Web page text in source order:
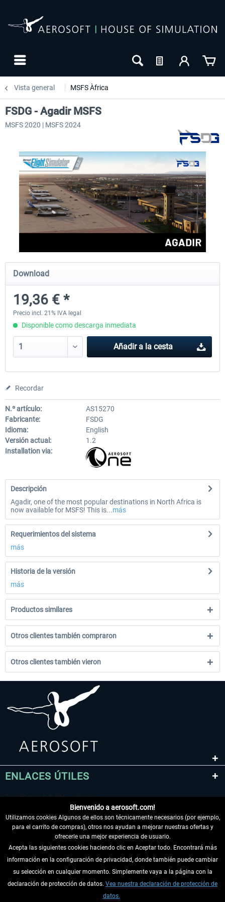
Vista general MSFS Àfrica
FSDG - Mauritius MSFS
30,25 € *
FSDG - Accra MSFS
FSDG - Agadir MSFS
MSFS 2020 | MSFS 2024
Download
19,36 € *
Precio incl. 21% IVA legal
Disponible como descarga inmediata
Añadir a la cesta
Recordar
N.º artículo:
AS15270
Fabricante:
FSDG
Idioma:
English
Versión actual:
1.2
Installation via:
Descripción
Agadir, one of the most popular destinations in North Africa is
now available for MSFS! This is...más
Requerimientos del sistema
más
Historia de la versión
más
Productos similares
Otros clientes también compraron
Otros clientes también vieron
ENLACES ÚTILES
DESISTIR DEL CONTRATO
INFORMACIÓN
Bienvenido a aerosoft.com!
Utilizamos cookies Algunos de ellos son técnicamente necesarios (por ejemplo,
para el carrito de compras), otros nos ayudan a mejorar nuestras ofertas y
ofrecerle una mejor experiencia de usuario.
Acepta las siguientes cookies haciendo clic en Aceptar todo. Encontrará más
información en la configuración de privacidad, donde también puede cambiar
su selección en cualquier momento. Simplemente vaya a la página con la
declaración de protección de datos. Vea nuestra declaración de protección de
datos.